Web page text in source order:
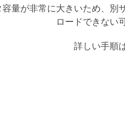
量が非常に大きいため、別
ロードできない
詳しい手順